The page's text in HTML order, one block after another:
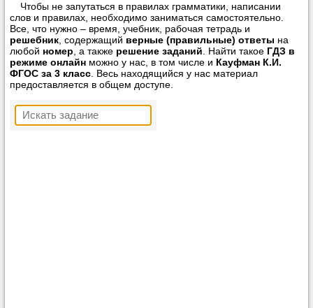
Чтобы не запутаться в правилах грамматики, написании
слов и правилах, необходимо заниматься самостоятельно.
Все, что нужно – время, учебник, рабочая тетрадь и
решебник, содержащий верные (правильные) ответы на
любой номер, а также решение заданий. Найти такое ГДЗ в
режиме онлайн можно у нас, в том числе и Кауфман К.И.
ФГОС за 3 класс. Весь находящийся у нас материал
предоставляется в общем доступе.